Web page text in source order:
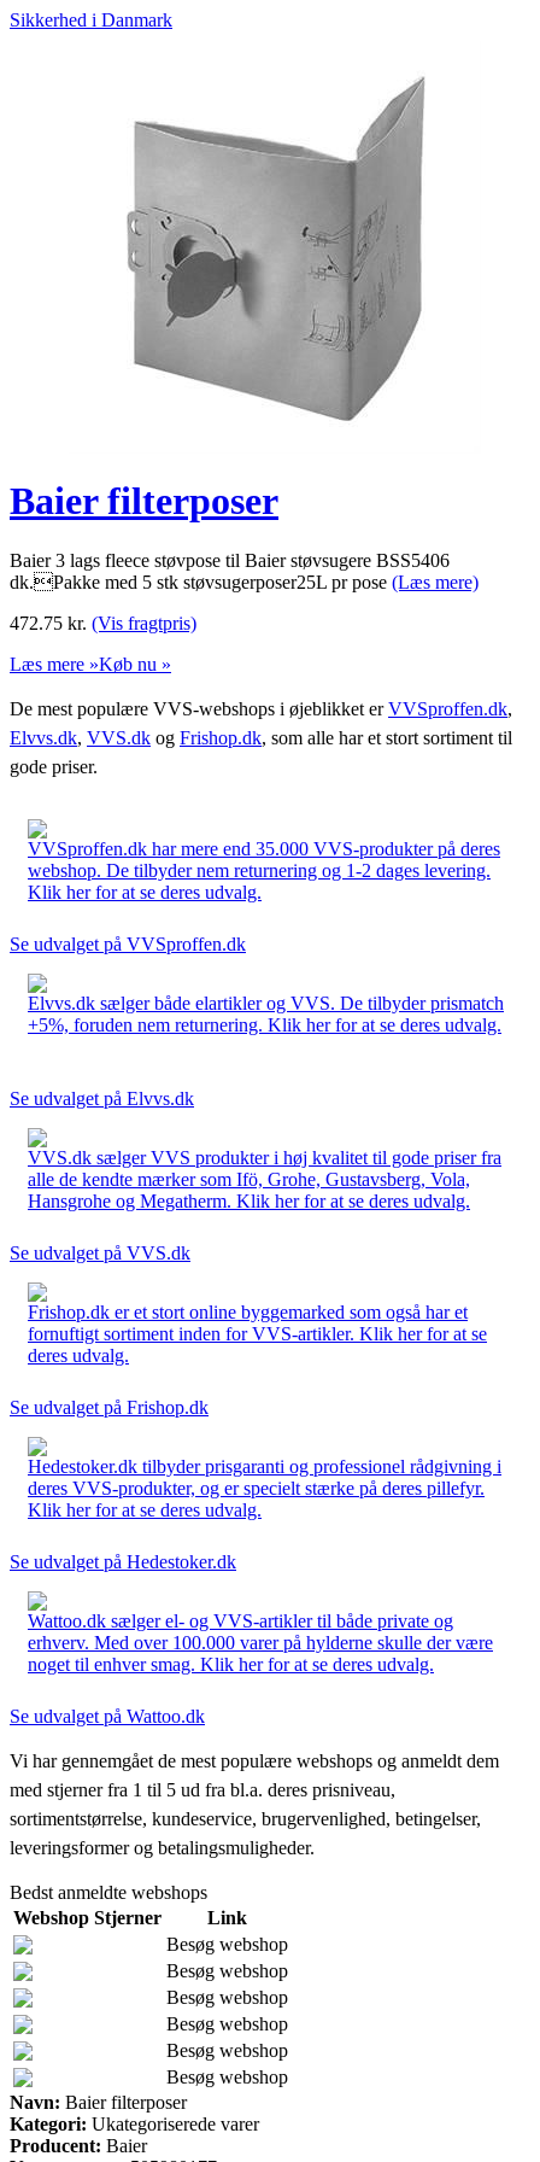
Sikkerhed i Danmark
Baier filterposer
Baier 3 lags fleece støvpose til Baier støvsugere BSS5406
dk.Pakke med 5 stk støvsugerposer25L pr pose (Læs mere)
472.75 kr. (Vis fragtpris)
Læs mere »Køb nu »
De mest populære VVS-webshops i øjeblikket erVVSproffen.dk,
Elvvs.dk, VVS.dk og Frishop.dk, som alle har et stort sortiment til
gode priser.
VVSproffen.dk har mere end 35.000 VVS-produkter på deres
webshop. De tilbyder nem returnering og 1-2 dages levering.
Klik her for at se deres udvalg.
Se udvalget på VVSproffen.dk
Elvvs.dk sælger både elartikler og VVS. De tilbyder prismatch
+5%, foruden nem returnering. Klik her for at se deres udvalg.
Se udvalget på Elvvs.dk
VVS.dk sælger VVS produkter i høj kvalitet til gode priser fra
alle de kendte mærker som Ifö, Grohe, Gustavsberg, Vola,
Hansgrohe og Megatherm. Klik her for at se deres udvalg.
Se udvalget på VVS.dk
Frishop.dk er et stort online byggemarked som også har et
fornuftigt sortiment inden for VVS-artikler. Klik her for at se
deres udvalg.
Se udvalget på Frishop.dk
Hedestoker.dk tilbyder prisgaranti og professionel rådgivning i
deres VVS-produkter, og er specielt stærke på deres pillefyr.
Klik her for at se deres udvalg.
Se udvalget på Hedestoker.dk
Wattoo.dk sælger el- og VVS-artikler til både private og
erhverv. Med over 100.000 varer på hylderne skulle der være
noget til enhver smag. Klik her for at se deres udvalg.
Se udvalget på Wattoo.dk
Vi har gennemgået de mest populære webshops og anmeldt dem
med stjerner fra 1 til 5 ud fra bl.a. deres prisniveau,
sortimentstørrelse, kundeservice, brugervenlighed, betingelser,
leveringsformer og betalingsmuligheder.
Bedst anmeldte webshops
Webshop Stjerner
Link
Besøg webshop
Besøg webshop
Besøg webshop
Besøg webshop
Besøg webshop
Besøg webshop
Navn: Baier filterposer
Kategori: Ukategoriserede varer
Producent: Baier